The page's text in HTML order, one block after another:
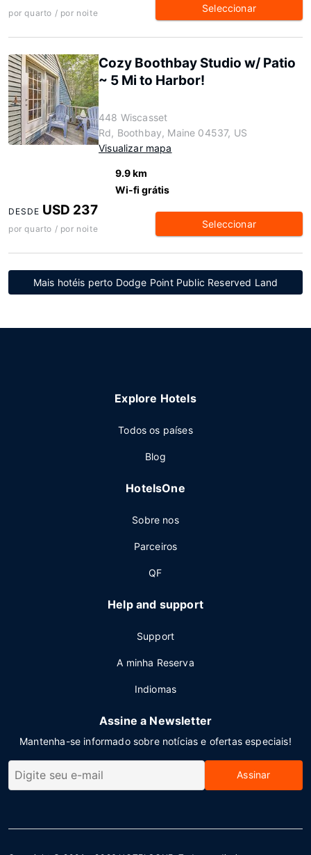
por quarto / por noite Seleccionar
Cozy Boothbay Studio w/ Patio
~ 5 Mi to Harbor!
448 Wiscasset
Rd, Boothbay, Maine 04537, US
Visualizar mapa
9.9 km
Wi-fi grátis
DESDE USD 237
por quarto / por noite Seleccionar
Mais hotéis perto Dodge Point Public Reserved Land
Explore Hotels
Todos os países
Blog
HotelsOne
Sobre nos
Parceiros
QF
Help and support
Support
A minha Reserva
Indiomas
Assine a Newsletter
Mantenha-se informado sobre notícias e ofertas especiais!
Assinar